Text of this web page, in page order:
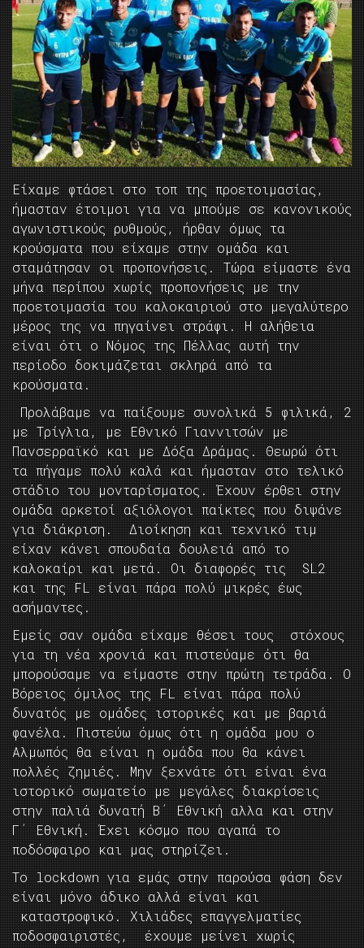
Είχαμε φτάσει στο τοπ της προετοιμασίας,
ήμασταν έτοιμοι για να μπούμε σε κανονικούς
αγωνιστικούς ρυθμούς, ήρθαν όμως τα
κρούσματα που είχαμε στην ομάδα και
σταμάτησαν οι προπονήσεις. Τώρα είμαστε ένα
μήνα περίπου χωρίς προπονήσεις με την
προετοιμασία του καλοκαιριού στο μεγαλύτερο
μέρος της να πηγαίνει στράφι. Η αλήθεια
είναι ότι ο Νόμος της Πέλλας αυτή την
περίοδο δοκιμάζεται σκληρά από τα
κρούσματα.
Προλάβαμε να παίξουμε συνολικά 5 φιλικά, 2
με Τρίγλια, με Εθνικό Γιαννιτσών με
Πανσερραϊκό και με Δόξα Δράμας. Θεωρώ ότι
τα πήγαμε πολύ καλά και ήμασταν στο τελικό
στάδιο του μονταρίσματος. Έχουν έρθει στην
ομάδα αρκετοί αξιόλογοι παίκτες που διψάνε
για διάκριση. Διοίκηση και τεχνικό τιμ
είχαν κάνει σπουδαία δουλειά από το
καλοκαίρι και μετά. Οι διαφορές τις SL2
και της FL είναι πάρα πολύ μικρές έως
ασήμαντες.
Εμείς σαν ομάδα είχαμε θέσει τους στόχους
για τη νέα χρονιά και πιστεύαμε ότι θα
μπορούσαμε να είμαστε στην πρώτη τετράδα. Ο
Βόρειος όμιλος της FL είναι πάρα πολύ
δυνατός με ομάδες ιστορικές και με βαριά
φανέλα. Πιστεύω όμως ότι η ομάδα μου ο
Αλμωπός θα είναι η ομάδα που θα κάνει
πολλές ζημιές. Μην ξεχνάτε ότι είναι ένα
ιστορικό σωματείο με μεγάλες διακρίσεις
στην παλιά δυνατή Β΄ Εθνική αλλα και στην
Γ΄ Εθνική. Έχει κόσμο που αγαπά το
ποδόσφαιρο και μας στηρίζει.
Το lockdown για εμάς στην παρούσα φάση δεν
είναι μόνο άδικο αλλά είναι και
καταστροφικό. Χιλιάδες επαγγελματίες
ποδοσφαιριστές, έχουμε μείνει χωρίς